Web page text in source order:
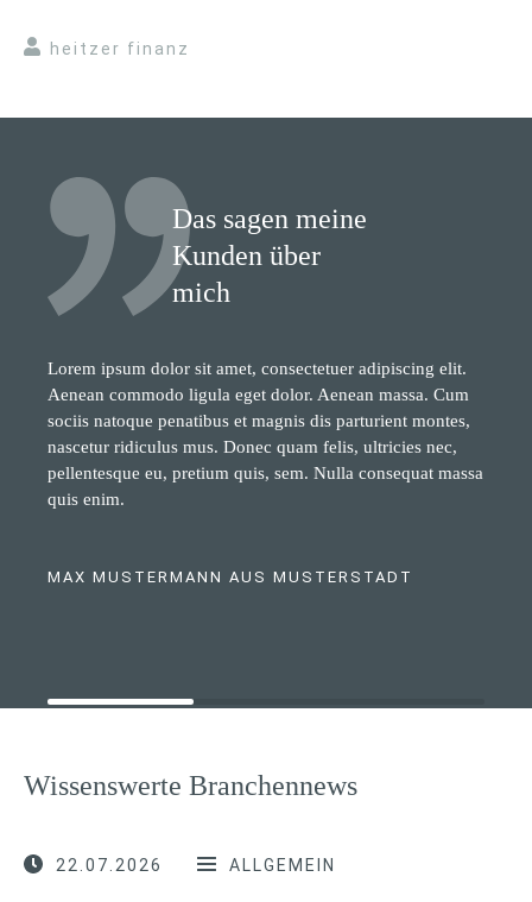
heitzer finanz
Das sagen meine
Kunden über
mich
Lorem ipsum dolor sit amet, consectetuer adipiscing elit.
Aenean commodo ligula eget dolor. Aenean massa. Cum
sociis natoque penatibus et magnis dis parturient montes,
nascetur ridiculus mus. Donec quam felis, ultricies nec,
pellentesque eu, pretium quis, sem. Nulla consequat massa
quis enim.
MAX MUSTERMANN AUS MUSTERSTADT
Wissenswerte Branchennews
22.07.2026 ALLGEMEIN